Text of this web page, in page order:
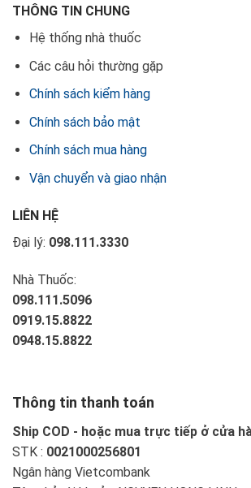
THÔNG TIN CHUNG
Hệ thống nhà thuốc
Các câu hỏi thường gặp
Chính sách kiểm hàng
Chính sách bảo mật
Chính sách mua hàng
Vận chuyển và giao nhận
LIÊN HỆ
Đại lý: 098.111.3330
Nhà Thuốc:
098.111.5096
0919.15.8822
0948.15.8822
Thông tin thanh toán
Ship COD - hoặc mua trực tiếp ở cửa
STK : 0021000256801
Ngân hàng Vietcombank